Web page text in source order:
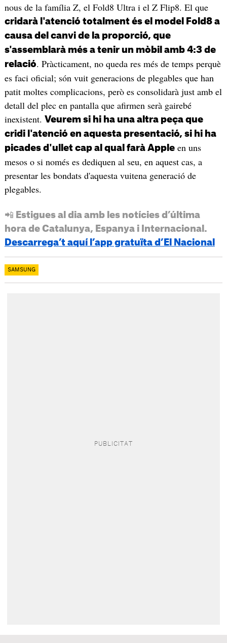
nous de la família Z, el Fold8 Ultra i el Z Flip8. El que
cridarà l'atenció totalment és el model Fold8 a
causa del canvi de la proporció, que
s'assemblarà més a tenir un mòbil amb 4:3 de
relació. Pràcticament, no queda res més de temps perquè
es faci oficial; són vuit generacions de plegables que han
patit moltes complicacions, però es consolidarà just amb el
detall del plec en pantalla que afirmen serà gairebé
inexistent. Veurem si hi ha una altra peça que
cridi l'atenció en aquesta presentació, si hi ha
picades d'ullet cap al qual farà Appleen uns
mesos o si només es dediquen al seu, en aquest cas, a
presentar les bondats d'aquesta vuitena generació de
plegables.
📲 Estigues al dia amb les notícies d’última
hora de Catalunya, Espanya i Internacional.
Descarrega’t aquí l’app gratuïta d’El Nacional
SAMSUNG